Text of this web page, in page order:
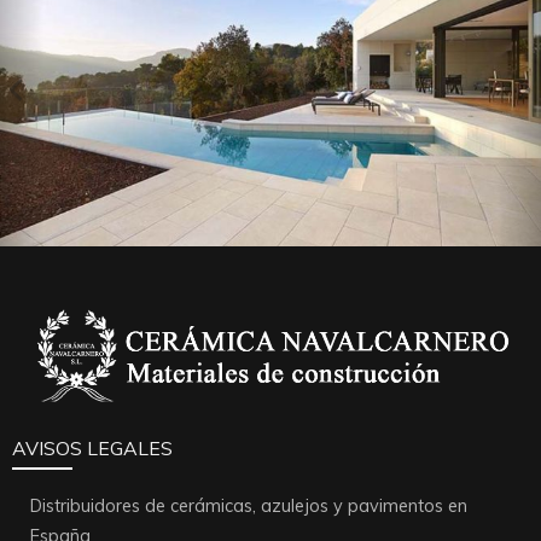
AVISOS LEGALES
Distribuidores de cerámicas, azulejos y pavimentos en
España